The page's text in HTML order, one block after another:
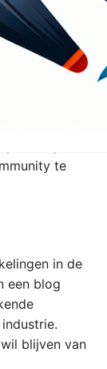
ontdekken.
te
in de
een blog
blijven van